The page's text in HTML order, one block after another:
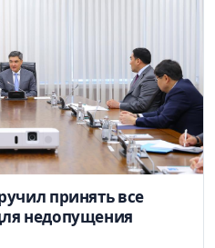
принять все
недопущения